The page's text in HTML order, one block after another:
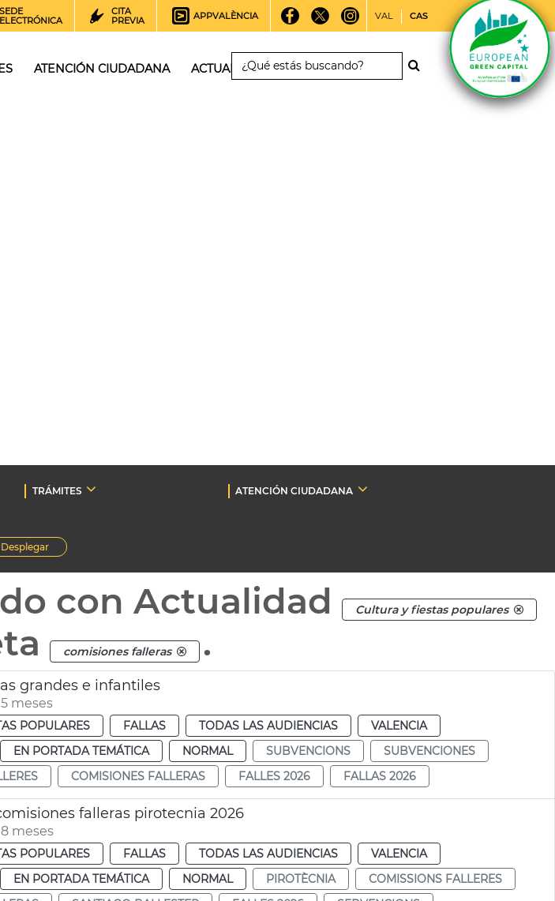
SEDE
ELECTRÓNICA
CITA
PREVIA
APPVALÈNCIA VAL CAS
ATENCIÓN CIUDADANA ACTUALIDAD
TRÁMITES
ATENCIÓN CIUDADANA
Desplegar
con Actualidad Cultura y fiestas populares
comisiones falleras .
grandes e infantiles
meses
POPULARES FALLAS TODAS LAS AUDIENCIAS
VALENCIA
EN PORTADA TEMÁTICA NORMAL SUBVENCIONS
SUBVENCIONES
COMISIONES FALLERAS FALLES 2026 FALLAS 2026
falleras pirotecnia 2026
meses
POPULARES FALLAS TODAS LAS AUDIENCIAS
VALENCIA
EN PORTADA TEMÁTICA NORMAL PIROTÈCNIA
COMISSIONS FALLERES